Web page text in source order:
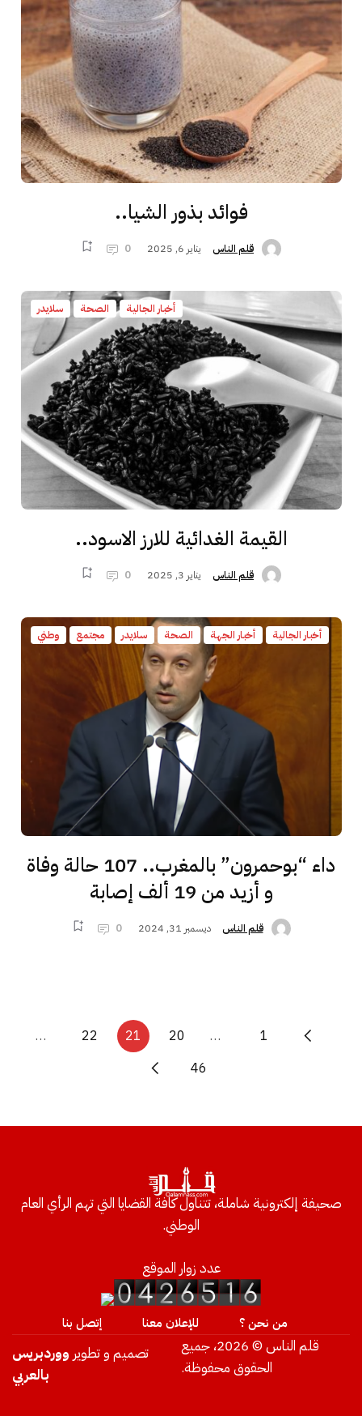
فوائد بذور الشيا..
قلم الناس يناير 6, 2025 0
أخبار الجالية الصحة سلايدر
القيمة الغدائية للارز الاسود..
قلم الناس يناير 3, 2025 0
أخبار الجالية أخبار الجهة الصحة سلايدر مجتمع وطني
داء “بوحمرون” بالمغرب.. 107 حالة وفاة
و أزيد من 19 ألف إصابة
قلم الناس ديسمبر 31, 2024 0
1
…
20
21
22
…
46
صحيفة إلكترونية شاملة، تتناول كافة القضايا التي تهم الرأي العام
الوطني.
عدد زوار الموقع
من نحن ؟ للإعلان معنا إتصل بنا
قلم الناس © 2026، جميع
الحقوق محفوظة.
تصميم و تطوير ووردبريس
بالعربي